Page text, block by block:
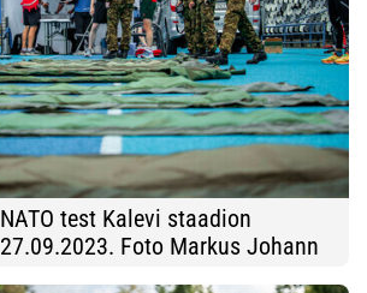
NATO test Kalevi staadion
27.09.2023. Foto Markus Johann